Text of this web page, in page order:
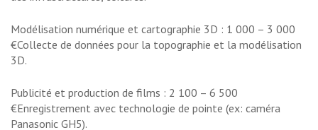
Modélisation numérique et cartographie 3D : 1 000 – 3 000
€Collecte de données pour la topographie et la modélisation
3D.
Publicité et production de films : 2 100 – 6 500
€Enregistrement avec technologie de pointe (ex: caméra
Panasonic GH5).